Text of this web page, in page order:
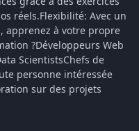
réels.Flexibilité: Avec un
apprenez à votre propre
?Développeurs Web
ScientistsChefs de
personne intéressée
sur des projets